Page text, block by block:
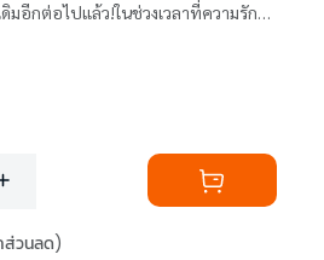
มอีกต่อไปแล้ว!ในช่วงเวลาที่ความรัก
วนลด)